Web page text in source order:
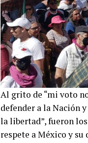
Al grito de “mi voto
defender a la Nación
la libertad”, fueron
respete a México y su